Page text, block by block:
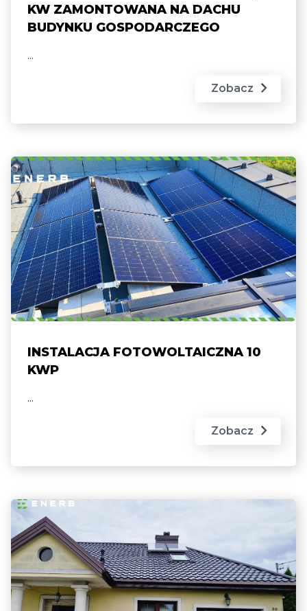
KW ZAMONTOWANA NA DACHU
BUDYNKU GOSPODARCZEGO
...
Zobacz
INSTALACJA FOTOWOLTAICZNA 10
KWP
...
Zobacz